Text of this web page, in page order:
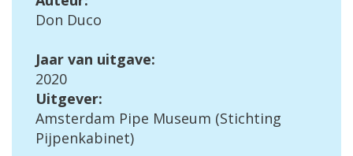
Don Duco
Jaar van uitgave:
2020
Uitgever:
Amsterdam Pipe Museum (Stichting
Pijpenkabinet)